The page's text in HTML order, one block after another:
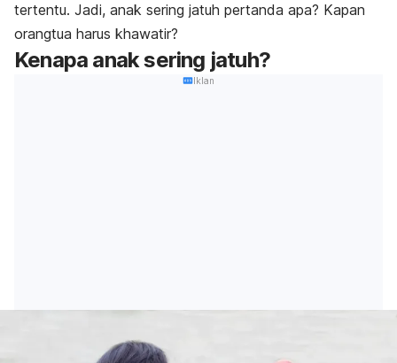
tertentu. Jadi, anak sering jatuh pertanda apa? Kapan
orangtua harus khawatir?
Kenapa anak sering jatuh?
Iklan